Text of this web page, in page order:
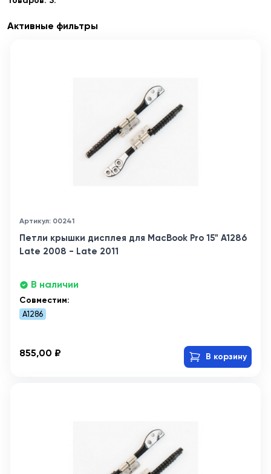
Активные фильтры
Артикул: 00241
Петли крышки дисплея для MacBook Pro 15" A1286
Late 2008 - Late 2011
В наличии
Совместим:
A1286
855,00 ₽ В корзину